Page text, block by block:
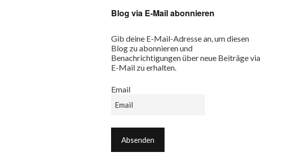
Blog via E-Mail abonnieren
Gib deine E-Mail-Adresse an, um diesen
Blog zu abonnieren und
Benachrichtigungen über neue Beiträge via
E-Mail zu erhalten.
Email